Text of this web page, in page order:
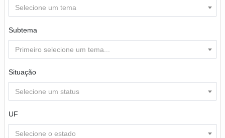
Selecione um tema
Subtema
Primeiro selecione um tema...
Situação
Selecione um status
UF
Selecione o estado